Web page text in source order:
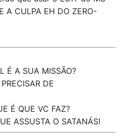
A CULPA EH DO ZERO-
É A SUA MISSÃO?
DE
É QUE VC FAZ?
ASSUSTA O SATANÁS!